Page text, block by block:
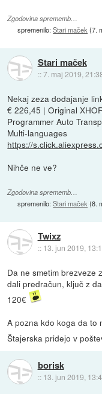
Zgodovina sprememb…
spremenilo:Stari maček (7.
Stari maček
::7. maj 2019,
Nekaj zeza dodajanje
€ 226,45 | Original
Programmer Auto
Multi-languages
https://
Nihče ne ve?
Zgodovina sprememb…
spremenilo:Stari maček (8.
Twixz
:: 13. jun 2019,
Da ne smetim brezveze
dali predračun, ključ z
120€
A pozna kdo koga da to
Štajerska pridejo v
borisk
:: 13. jun 2019,